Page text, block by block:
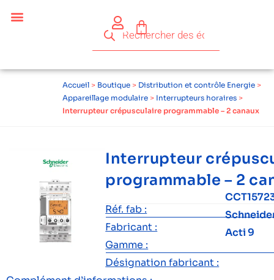
Accueil > Boutique > Distribution et contrôle Energie >
Appareillage modulaire > Interrupteurs horaires >
Interrupteur crépusculaire programmable – 2 canaux
Interrupteur
programmable – 2
Réf. fab :
Fabricant :
Gamme :
Acti 9
Désignation fabricant :